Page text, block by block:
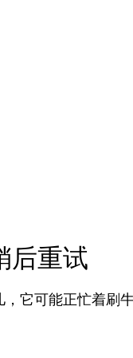
后重试
它可能正忙着刷